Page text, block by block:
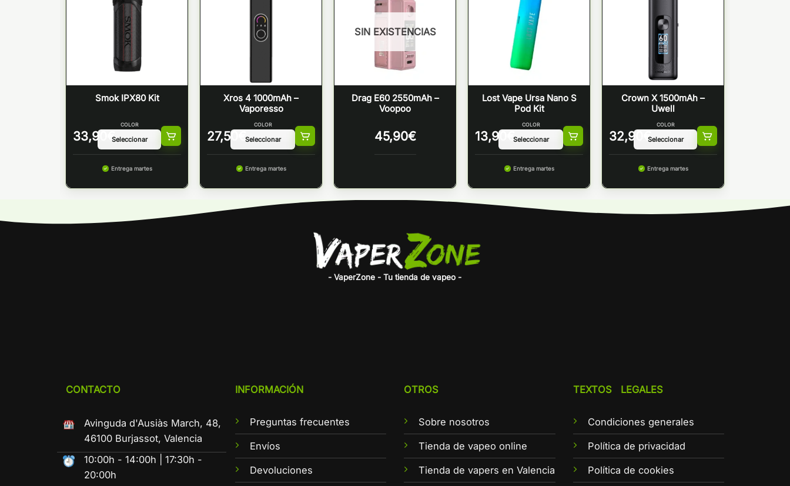
Smok IPX80 Kit
33,90 €
COLOR
Entrega martes
Xros 4 1000mAh –
Vaporesso
27,50 €
COLOR
Entrega martes
SIN EXISTENCIAS
Drag E60 2550mAh –
Voopoo
45,90€
Lost Vape Ursa Nano S
Pod Kit
13,90 €
COLOR
Entrega martes
Crown X 1500mAh –
Uwell
32,90 €
COLOR
Entrega martes
- VaperZone - Tu tienda de vapeo -
CONTACTO
Avinguda d'Ausiàs March, 48,
46100 Burjassot, Valencia
10:00h - 14:00h | 17:30h -
20:00h
INFORMACIÓN
Preguntas frecuentes
Envíos
Devoluciones
OTROS
Sobre nosotros
Tienda de vapeo online
Tienda de vapers en Valencia
TEXTOS LEGALES
Condiciones generales
Política de privacidad
Política de cookies